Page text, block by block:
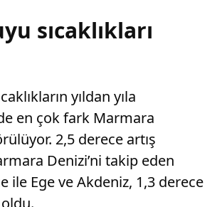
sıcaklıkları
yıldan yıla
en çok fark Marmara
2,5 derece artış
Denizi’ni takip eden
ile Ege ve Akdeniz, 1,3 derece